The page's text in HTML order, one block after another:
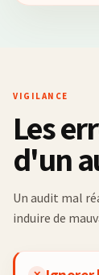
VIGILANCE
Les
d'un
Un audit mal
induire de